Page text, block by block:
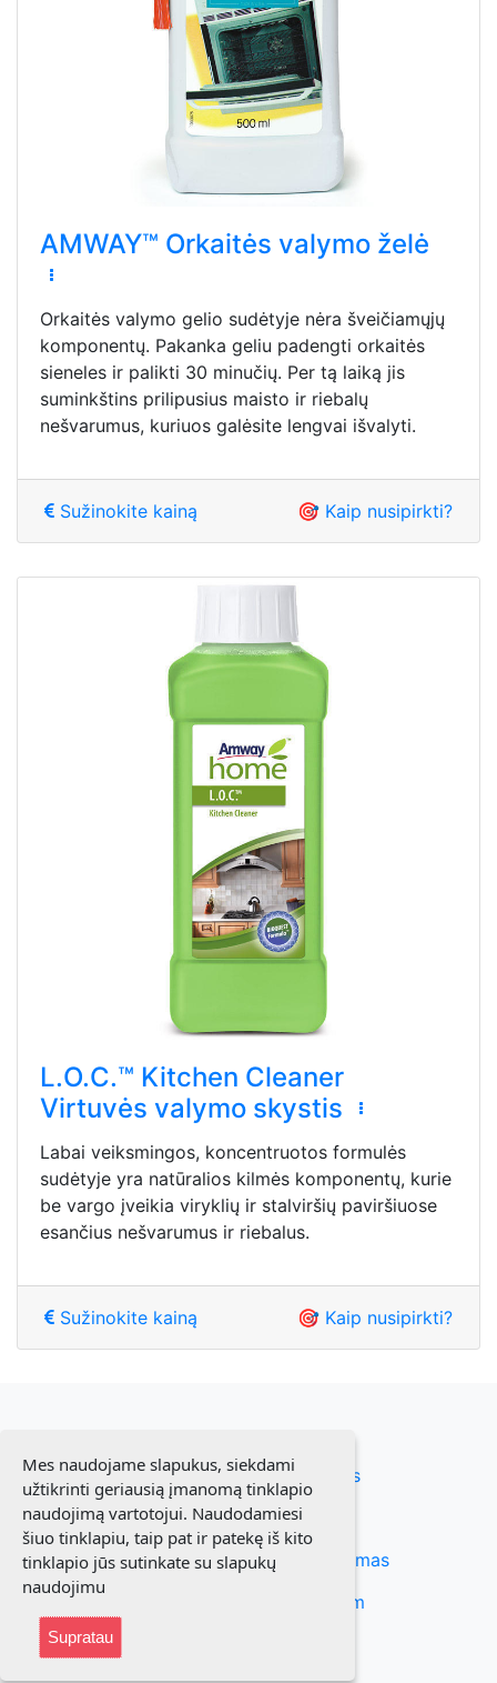
AMWAY™ Orkaitės valymo želė
Orkaitės valymo gelio sudėtyje nėra šveičiamųjų
komponentų. Pakanka geliu padengti orkaitės
sieneles ir palikti 30 minučių. Per tą laiką jis
suminkštins prilipusius maisto ir riebalų
nešvarumus, kuriuos galėsite lengvai išvalyti.
Sužinokite kainą 🎯 Kaip nusipirkti?
L.O.C.™ Kitchen Cleaner
Virtuvės valymo skystis
Labai veiksmingos, koncentruotos formulės
sudėtyje yra natūralios kilmės komponentų, kurie
be vargo įveikia viryklių ir stalviršių paviršiuose
esančius nešvarumus ir riebalus.
Sužinokite kainą 🎯 Kaip nusipirkti?
Susiekite su mumis
Taisyklės
Prenumeratos atsisakymas
Teisė būti pamirštam
Mes naudojame slapukus, siekdami
užtikrinti geriausią įmanomą tinklapio
naudojimą vartotojui. Naudodamiesi
šiuo tinklapiu, taip pat ir patekę iš kito
tinklapio jūs sutinkate su slapukų
naudojimu
Supratau